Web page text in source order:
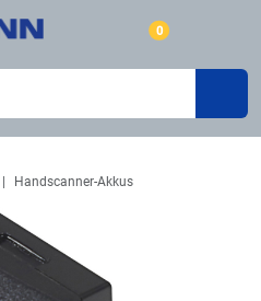
0
Handscanner-Akkus